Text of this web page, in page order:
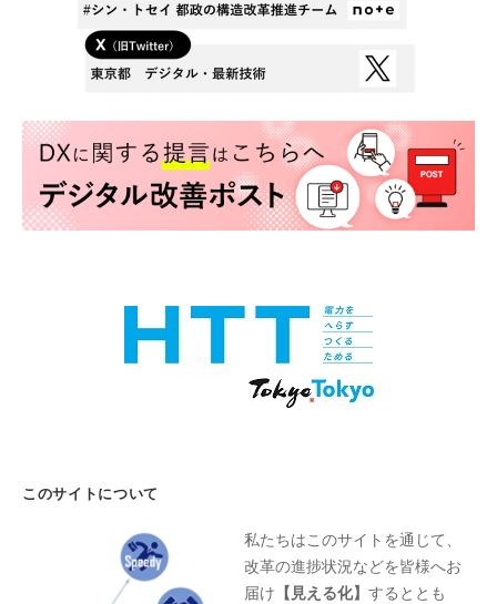
このサイトについて
私たちはこのサイトを通じて、
改革の進捗状況などを皆様へお
届け 【見える化】するととも